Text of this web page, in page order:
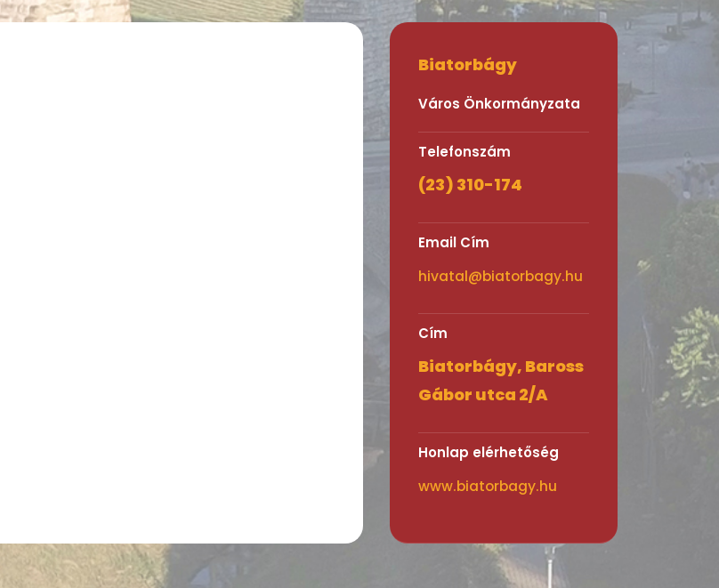
Biatorbágy
Város Önkormányzata
Telefonszám
(23) 310-174
Email Cím
hivatal@biatorbagy.hu
Cím
Biatorbágy, Baross
Gábor utca 2/A
Honlap elérhetőség
www.biatorbagy.hu